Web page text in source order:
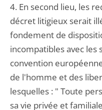
4. En second lieu, les
décret litigieux serait
fondement de
incompatibles avec les
convention
de l'homme et des
lesquelles : " Toute
sa vie privée et